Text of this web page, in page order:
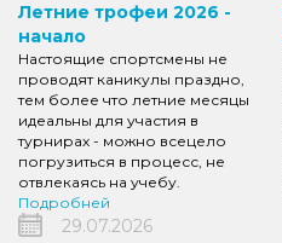
Летние трофеи 2026 -
начало
Настоящие спортсмены не
проводят каникулы праздно,
тем более что летние месяцы
идеальны для участия в
турнирах - можно всецело
погрузиться в процесс, не
отвлекаясь на учебу.
Подробней
29.07.2026